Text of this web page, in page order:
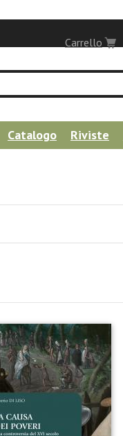
Carrello
Catalogo Riviste